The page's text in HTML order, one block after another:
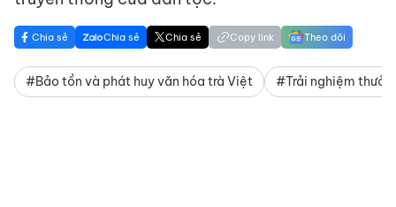
Chia sẻ Chia sẻ Chia sẻ Copy link Theo dõi
#Bảo tồn và phát huy văn hóa trà Việt #Trải nghiệm